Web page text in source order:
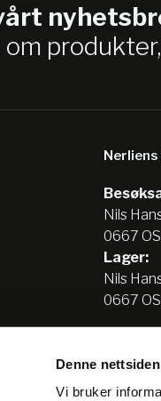
Denne
Vi bruker
om
Nerliens
Nils
0667
Lager:
Nils
0667